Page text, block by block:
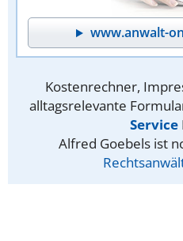
www.anwalt-
Kostenrechner,
alltagsrelevante
Service
Alfred Goebels ist